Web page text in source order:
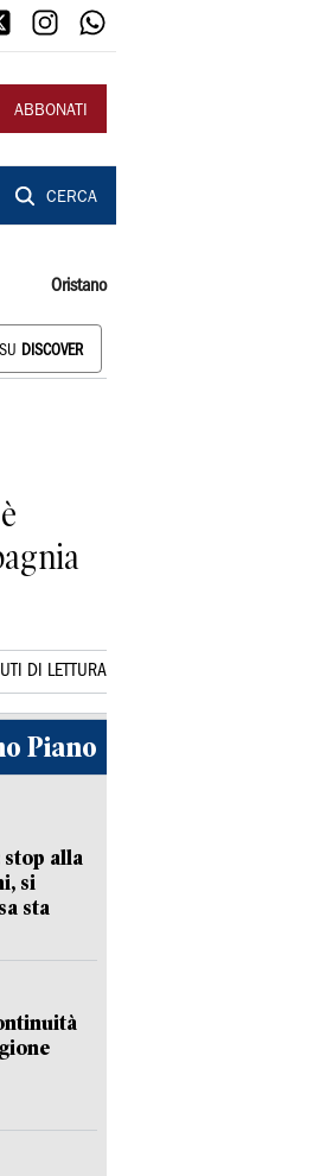
ABBONATI
CERCA
Oristano
DISCOVER
DI LETTURA
Piano
stop alla
si
sta